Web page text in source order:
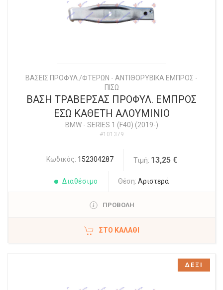
ΒΑΣΕΙΣ ΠΡΟΦΥΛ./ΦΤΕΡΩΝ - ΑΝΤΙΘΟΡΥΒΙΚΑ ΕΜΠΡΟΣ -
ΠΙΣΩ
ΒΑΣΗ ΤΡΑΒΕΡΣΑΣ ΠΡΟΦΥΛ. ΕΜΠΡΟΣ
ΕΣΩ ΚΑΘΕΤΗ ΑΛΟΥΜΙΝΙΟ
BMW- SERIES 1 (F40) (2019-)
#101379
Κωδικός: 152304287 Τιμή: 13,25 €
Διαθέσιμο Θέση: Αριστερά
ΠΡΟΒΟΛΗ
ΣΤΟ ΚΑΛΆΘΙ
ΔΕΞΙ